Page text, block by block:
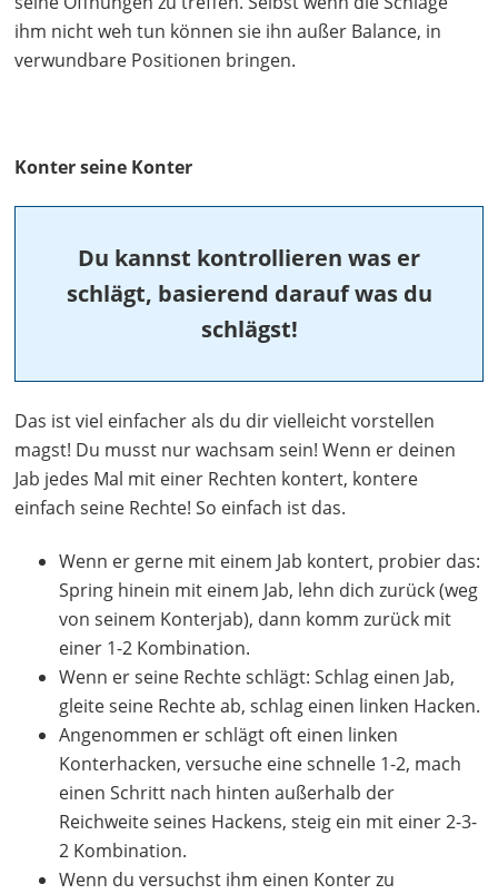
ihm nicht weh tun können sie ihn außer Balance, in
verwundbare Positionen bringen.
Konter seine Konter
Du kannst kontrollieren was er
schlägt, basierend darauf was du
schlägst!
Das ist viel einfacher als du dir vielleicht vorstellen
magst! Du musst nur wachsam sein! Wenn er deinen
Jab jedes Mal mit einer Rechten kontert, kontere
einfach seine Rechte! So einfach ist das.
Wenn er gerne mit einem Jab kontert, probier das:
Spring hinein mit einem Jab, lehn dich zurück (weg
von seinem Konterjab), dann komm zurück mit
einer 1-2 Kombination.
Wenn er seine Rechte schlägt: Schlag einen Jab,
gleite seine Rechte ab, schlag einen linken Hacken.
Angenommen er schlägt oft einen linken
Konterhacken, versuche eine schnelle 1-2, mach
einen Schritt nach hinten außerhalb der
Reichweite seines Hackens, steig ein mit einer 2-3-
2 Kombination.
Wenn du versuchst ihm einen Konter zu